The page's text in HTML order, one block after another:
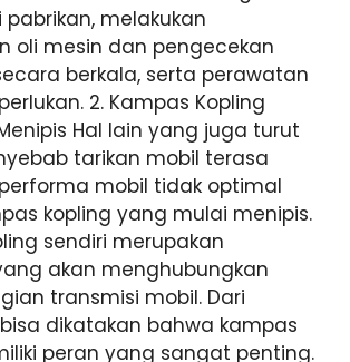
melakukan
oli mesin dan pengecekan
berkala, serta perawatan
2. Kampas Kopling
Hal lain yang juga turut
tarikan mobil terasa
mobil tidak optimal
kopling yang mulai menipis.
sendiri merupakan
akan menghubungkan
transmisi mobil. Dari
dikatakan bahwa kampas
peran yang sangat penting.